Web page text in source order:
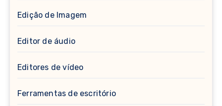
Edição de Imagem
Editor de áudio
Editores de vídeo
Ferramentas de escritório